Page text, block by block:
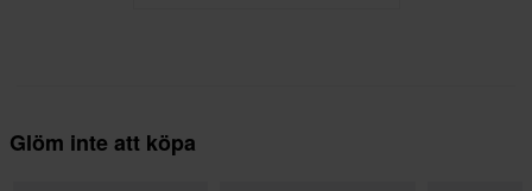
Glöm inte att köpa